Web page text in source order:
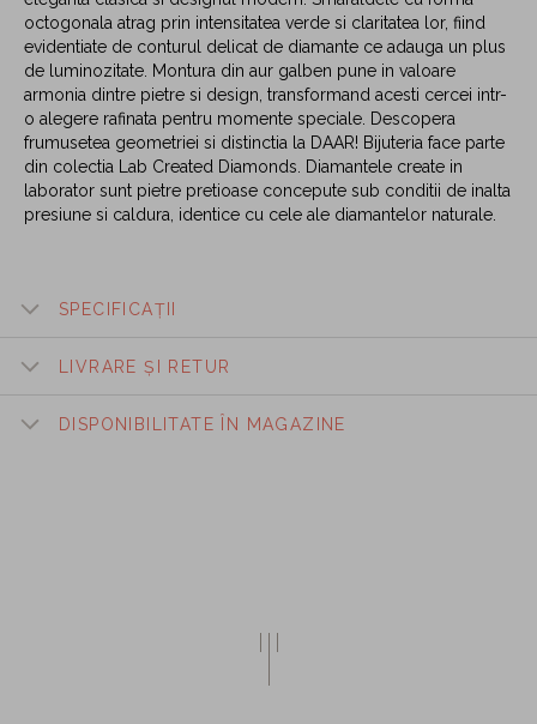
octogonala atrag prin intensitatea verde si claritatea lor, fiind
evidentiate de conturul delicat de diamante ce adauga un plus
de luminozitate. Montura din aur galben pune in valoare
armonia dintre pietre si design, transformand acesti cercei intr-
o alegere rafinata pentru momente speciale. Descopera
frumusetea geometriei si distinctia la DAAR! Bijuteria face parte
din colectia Lab Created Diamonds. Diamantele create in
laborator sunt pietre pretioase concepute sub conditii de inalta
presiune si caldura, identice cu cele ale diamantelor naturale.
SPECIFICAȚII
LIVRARE ȘI RETUR
DISPONIBILITATE ÎN MAGAZINE